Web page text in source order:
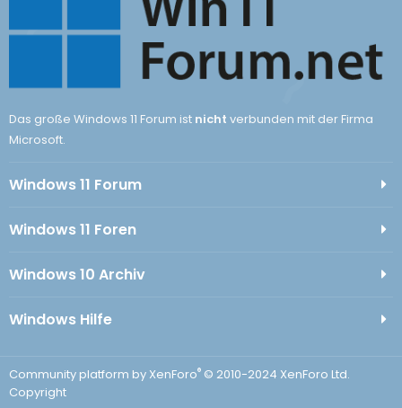
Das große Windows 11 Forum ist nicht verbunden mit der Firma
Microsoft.
Windows 11 Forum
Windows 11 Foren
Windows 10 Archiv
Windows Hilfe
Community platform by XenForo® © 2010-2024 XenForo Ltd.
Copyright